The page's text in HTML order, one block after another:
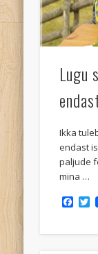
Lugu
Ikka
endast
paljude
mina …